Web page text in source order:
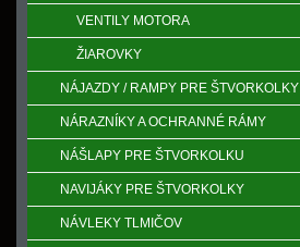
VENTILY MOTORA
ŽIAROVKY
NÁJAZDY / RAMPY PRE ŠTVORKOLKY
NÁRAZNÍKY A OCHRANNÉ RÁMY
NÁŠLAPY PRE ŠTVORKOLKU
NAVIJÁKY PRE ŠTVORKOLKY
NÁVLEKY TLMIČOV